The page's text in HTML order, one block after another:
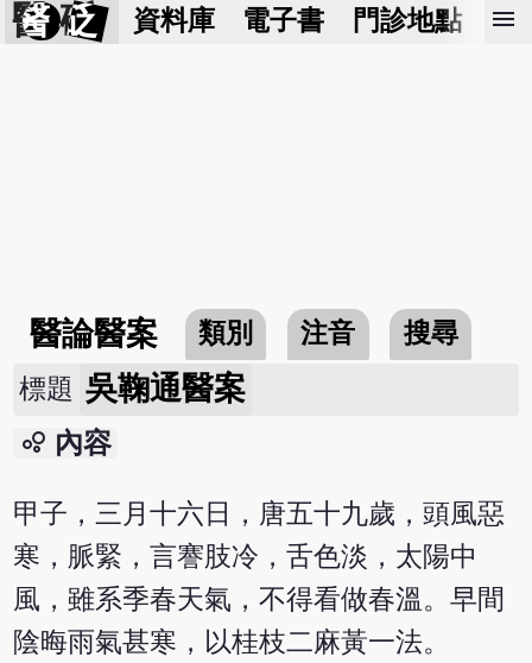
醫 砭 資料庫 電子書 門診地點 預
menu
醫論醫案 類別 注音
搜尋
標題 吳鞠通醫案
bubble_chart 內容
甲子，三月十六日，唐五十九歲，頭風惡
寒，脈緊，言謇肢冷，舌色淡，太陽中
風，雖系季春天氣，不得看做春溫。早間
陰晦雨氣甚寒，以桂枝二麻黃一法。